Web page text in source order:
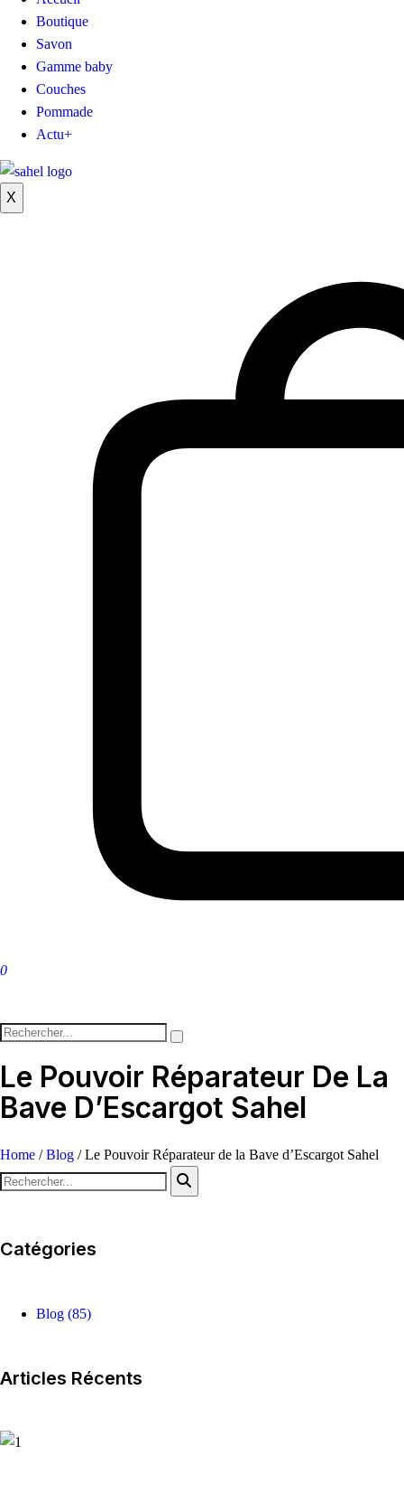
Boutique
Savon
Gamme baby
Couches
Pommade
Actu+
X
0
Le Pouvoir Réparateur De La
Bave D’Escargot Sahel
Home /Blog /Le Pouvoir Réparateur de la Bave d’Escargot Sahel
Catégories
Blog (85)
Articles Récents